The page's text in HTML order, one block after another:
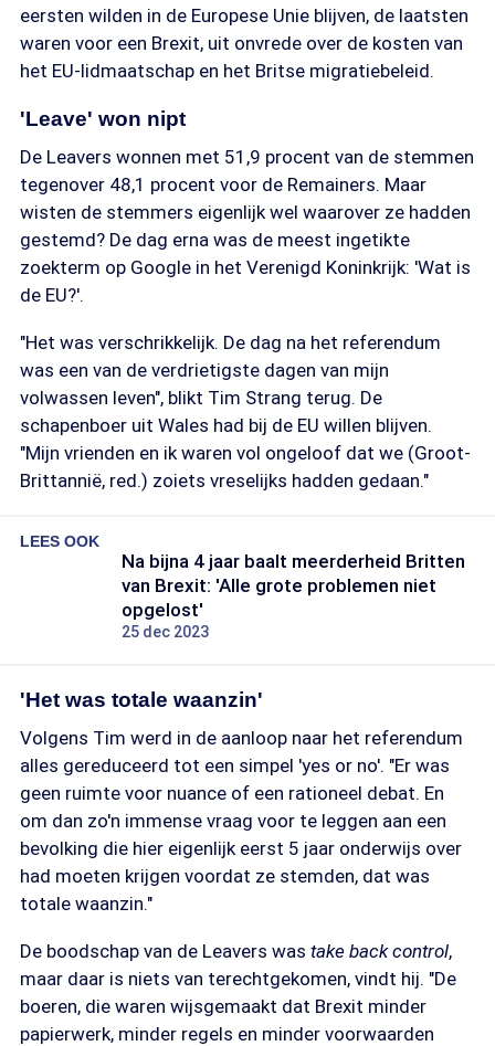
eersten wilden in de Europese Unie blijven, de laatsten
waren voor een Brexit, uit onvrede over de kosten van
het EU-lidmaatschap en het Britse migratiebeleid.
'Leave' won nipt
De Leavers wonnen met 51,9 procent van de stemmen
tegenover 48,1 procent voor de Remainers. Maar
wisten de stemmers eigenlijk wel waarover ze hadden
gestemd? De dag erna was de meest ingetikte
zoekterm op Google in het Verenigd Koninkrijk: 'Wat is
de EU?'.
"Het was verschrikkelijk. De dag na het referendum
was een van de verdrietigste dagen van mijn
volwassen leven", blikt Tim Strang terug. De
schapenboer uit Wales had bij de EU willen blijven.
"Mijn vrienden en ik waren vol ongeloof dat we (Groot-
Brittannië, red.) zoiets vreselijks hadden gedaan."
LEES OOK
Na bijna 4 jaar baalt meerderheid Britten
van Brexit: 'Alle grote problemen niet
opgelost'
25 dec 2023
'Het was totale waanzin'
Volgens Tim werd in de aanloop naar het referendum
alles gereduceerd tot een simpel 'yes or no'. "Er was
geen ruimte voor nuance of een rationeel debat. En
om dan zo'n immense vraag voor te leggen aan een
bevolking die hier eigenlijk eerst 5 jaar onderwijs over
had moeten krijgen voordat ze stemden, dat was
totale waanzin."
De boodschap van de Leavers was take back control,
maar daar is niets van terechtgekomen, vindt hij. "De
boeren, die waren wijsgemaakt dat Brexit minder
papierwerk, minder regels en minder voorwaarden